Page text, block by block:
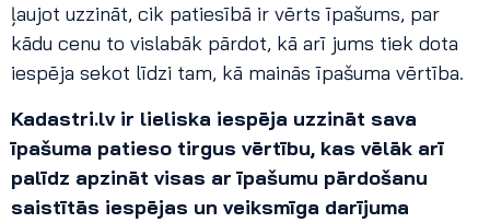
ļaujot uzzināt, cik patiesībā ir vērts īpašums, par
kādu cenu to vislabāk pārdot, kā arī jums tiek dota
iespēja sekot līdzi tam, kā mainās īpašuma vērtība.
Kadastri.lv ir lieliska iespēja uzzināt sava
īpašuma patieso tirgus vērtību, kas vēlāk arī
palīdz apzināt visas ar īpašumu pārdošanu
saistītās iespējas un veiksmīga darījuma